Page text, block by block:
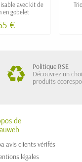
avec kit de
en gobelet
€
Politique RSE
Découvrez un
produits
de
avis clients vérifés
légales